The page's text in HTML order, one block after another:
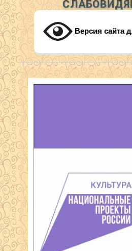
Версия сайта